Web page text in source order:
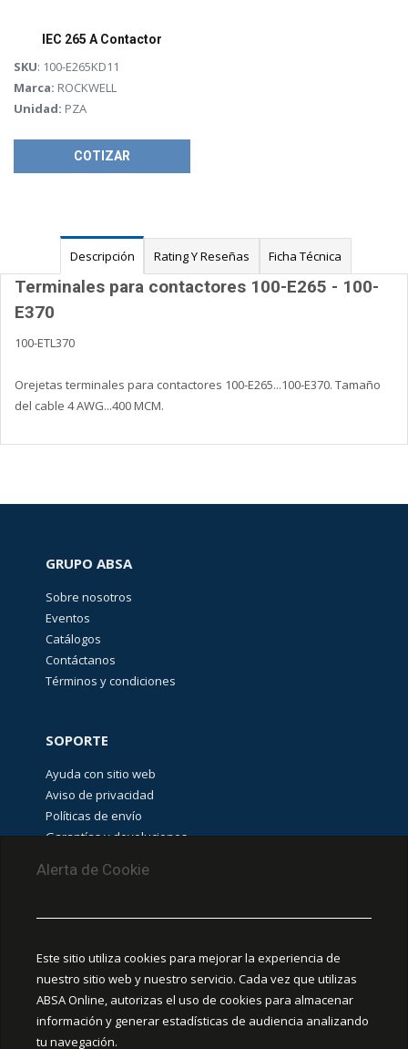
IEC 265 A Contactor
SKU: 100-E265KD11
Marca: ROCKWELL
Unidad: PZA
COTIZAR
Descripción Rating Y Reseñas Ficha Técnica
Terminales para contactores 100-E265 - 100-
E370
100-ETL370
Orejetas terminales para contactores 100-E265...100-E370. Tamaño
del cable 4 AWG...400 MCM.
Alerta de Cookie
Este sitio utiliza cookies para mejorar la experiencia de
nuestro sitio web y nuestro servicio. Cada vez que utilizas
ABSA Online, autorizas el uso de cookies para almacenar
información y generar estadísticas de audiencia analizando
tu navegación.
GRUPO ABSA
Sobre nosotros
Eventos
Catálogos
Contáctanos
Términos y condiciones
SOPORTE
Ayuda con sitio web
Aviso de privacidad
Políticas de envío
Garantías y devoluciones
PUNTOS DE RECOLECCIÓN
CEDIS Guadalajara
Amapola #380, La Aurora, C.P. 44460 Guadalajara,
Jalisco, MX.
Chihuahua